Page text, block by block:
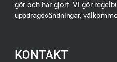
gör och har gjort. Vi gör
uppdragssändningar,
KONTAKT